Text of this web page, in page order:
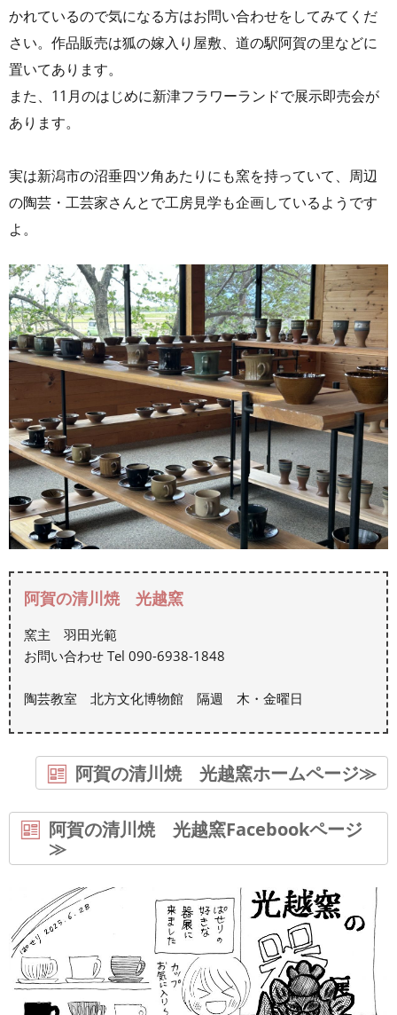
かれているので気になる方はお問い合わせをしてみてくだ
さい。作品販売は狐の嫁入り屋敷、道の駅阿賀の里などに
置いてあります。
また、11月のはじめに新津フラワーランドで展示即売会が
あります。
実は新潟市の沼垂四ツ角あたりにも窯を持っていて、周辺
の陶芸・工芸家さんとで工房見学も企画しているようです
よ。
阿賀の清川焼 光越窯
窯主 羽田光範
お問い合わせ Tel 090-6938-1848
陶芸教室 北方文化博物館 隔週 木・金曜日
阿賀の清川焼 光越窯ホームページ≫
阿賀の清川焼 光越窯Facebookページ
≫